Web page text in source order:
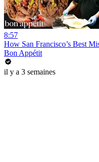
8:57
How San Francisco’s Best
Bon Appétit
il y a 3 semaines